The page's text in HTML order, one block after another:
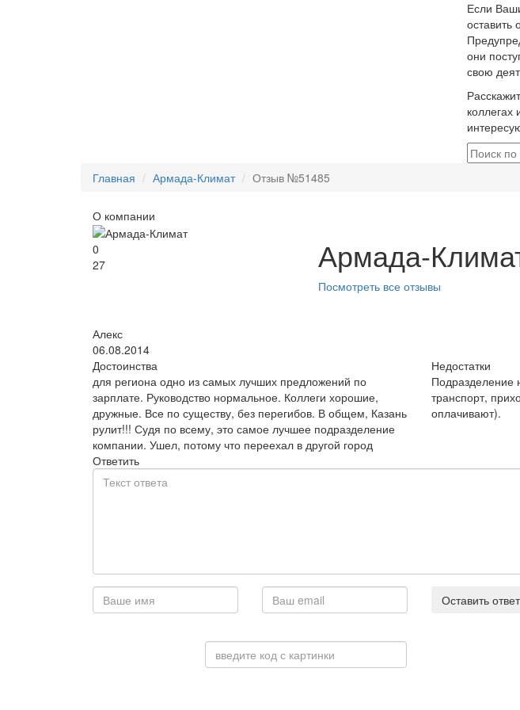
Если
оставить
они
свою
коллегах
Главная Армада-Климат Отзыв №51485
О компании
0
27
Армада-
Посмотреть все отзывы
Алекс
06.08.2014
Достоинства
для региона одно из самых лучших предложений по
зарплате. Руководство нормальное. Коллеги хорошие,
дружные. Все по существу, без перегибов. В общем, Казань
рулит!!! Судя по всему, это самое лучшее подразделение
компании. Ушел, потому что переехал в другой город
Недостатки
Подразделение
транспорт,
оплачивают).
Ответить
Оставить ответ